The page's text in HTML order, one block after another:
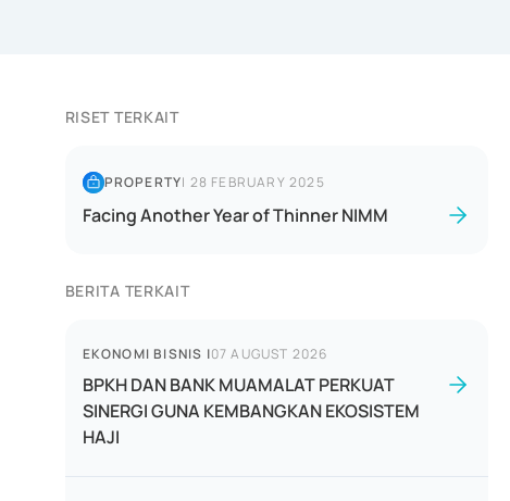
RISET TERKAIT
PROPERTY| 28 FEBRUARY 2025
Facing Another Year of Thinner NIMM
BERITA TERKAIT
EKONOMI BISNIS |07 AUGUST 2026
BPKH DAN BANK MUAMALAT PERKUAT
SINERGI GUNA KEMBANGKAN EKOSISTEM
HAJI